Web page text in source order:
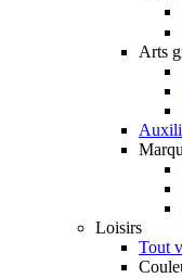
Arts
Loisirs
Tout